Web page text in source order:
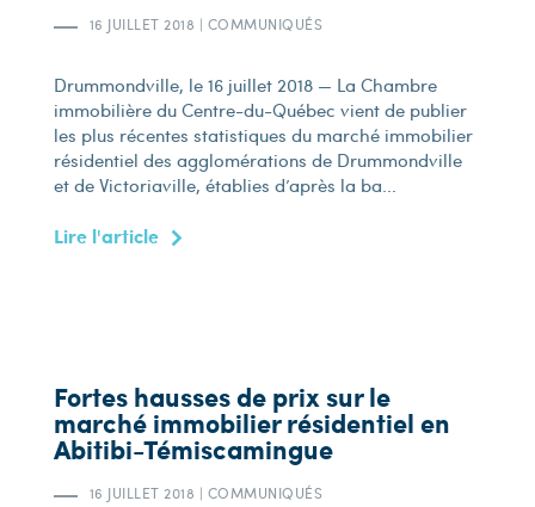
16 JUILLET 2018 | COMMUNIQUÉS
Drummondville, le 16 juillet 2018 — La Chambre
immobilière du Centre-du-Québec vient de publier
les plus récentes statistiques du marché immobilier
résidentiel des agglomérations de Drummondville
et de Victoriaville, établies d’après la ba...
Lire l'article
Fortes hausses de prix sur le
marché immobilier résidentiel en
Abitibi-Témiscamingue
16 JUILLET 2018 | COMMUNIQUÉS